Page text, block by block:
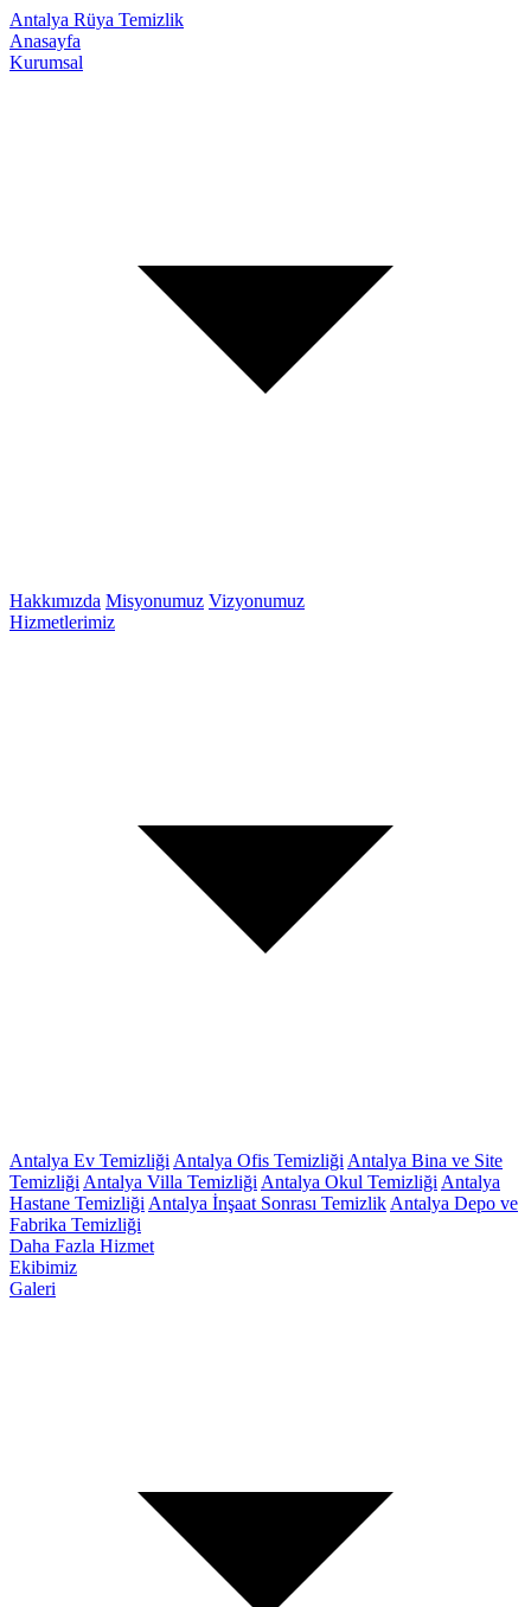
Antalya Rüya Temizlik
Anasayfa
Kurumsal
Hakkımızda Misyonumuz Vizyonumuz
Hizmetlerimiz
Antalya Ev Temizliği Antalya Ofis Temizliği Antalya Bina ve Site
Temizliği Antalya Villa Temizliği Antalya Okul Temizliği Antalya
Hastane Temizliği Antalya İnşaat Sonrası Temizlik Antalya Depo ve
Fabrika Temizliği
Daha Fazla Hizmet
Ekibimiz
Galeri